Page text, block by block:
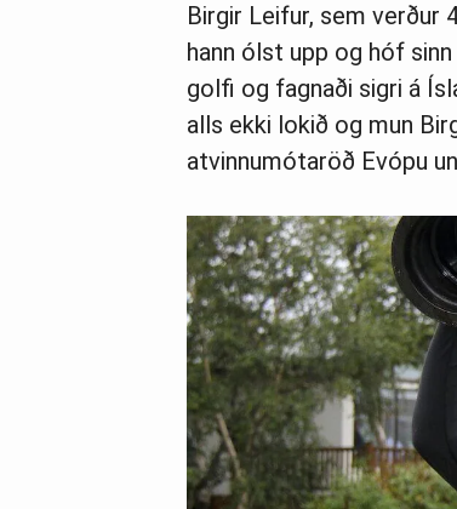
Birgir Leifur, sem verður
hann ólst upp og hóf
golfi og fagnaði sigri á
alls ekki lokið og mun
atvinnumótaröð Evópu